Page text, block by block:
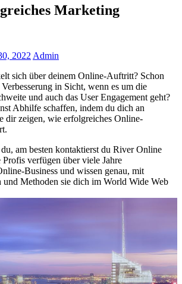
Marketing
2022 Admin
sich über deinem Online-Auftritt? Schon
in Sicht, wenn es um die
und auch das User Engagement geht?
Abhilfe schaffen, indem du dich an
dir zeigen, wie erfolgreiches Online-
am besten kontaktierst du River Online
verfügen über viele Jahre
Business und wissen genau, mit
und Methoden sie dich im World Wide Web